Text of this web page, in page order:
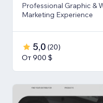
Professional Graphic &
Marketing Experience
5,0 (20)
От 900 $